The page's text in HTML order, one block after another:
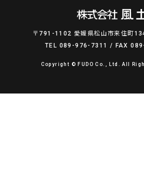
〒791-1102 愛媛県松山市来住町
TEL 089-976-7311 / FAX
Copyright © FUDO Co., Ltd. All